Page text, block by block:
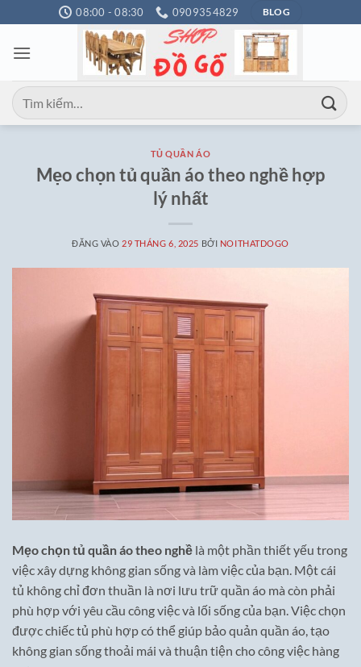
qua
nội
08:00 - 08:30 0909354829 BLOG
Tìm
kiếm:
TỦ QUẦN ÁO
Mẹo chọn tủ quần áo theo nghề hợp
lý nhất
ĐĂNG VÀO 29 THÁNG 6, 2025 BỞI NOITHATDOGO
Mẹo chọn tủ quần áo theo nghề là một phần thiết yếu trong
việc xây dựng không gian sống và làm việc của bạn. Một cái
tủ không chỉ đơn thuần là nơi lưu trữ quần áo mà còn phải
phù hợp với yêu cầu công việc và lối sống của bạn. Việc chọn
được chiếc tủ phù hợp có thể giúp bảo quản quần áo, tạo
không gian sống thoải mái và thuận tiện cho công việc hàng